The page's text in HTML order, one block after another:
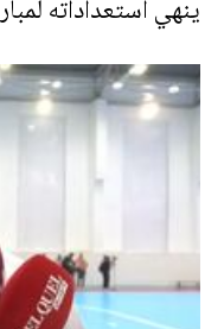
ينهي استعداداته